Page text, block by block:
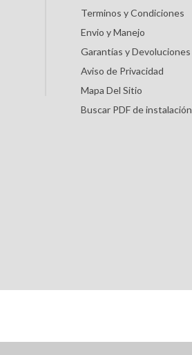
Terminos y Condiciones
Envio y Manejo
Garantías y Devoluciones
Aviso de Privacidad
Mapa Del Sitio
Buscar PDF de instalación